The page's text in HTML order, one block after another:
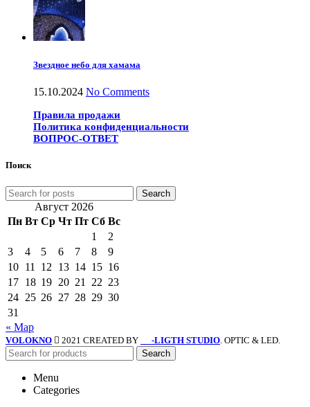
Звездное небо для хамама
15.10.2024 No Comments
Правила продажи
Политика конфиденциальности
ВОПРОС-ОТВЕТ
Поиск
Search
Август 2026
Пн Вт Ср Чт Пт Сб Вс
1
2
3
4 5 6 7 8
9
10 11 12 13 14 15 16
17 18 19 20 21 22 23
24 25 26 27 28 29 30
31
« Мар
VOLOKNO 2021 CREATED BY -LIGTH STUDIO. OPTIC & LED.
Search
Menu
Categories